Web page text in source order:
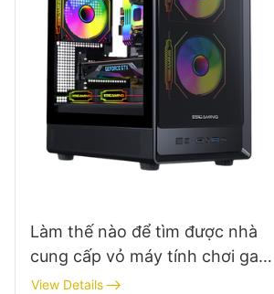
Làm thế nào để tìm được nhà
cung cấp vỏ máy tính chơi game
uy tín?
View Details